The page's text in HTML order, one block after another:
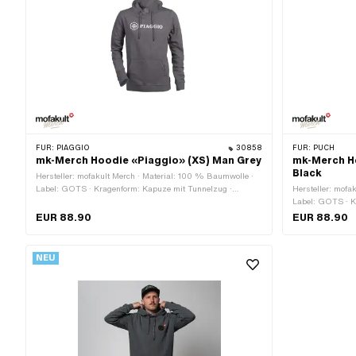
FÜR: PIAGGIO 30858
mk-Merch Hoodie «Piaggio» (XS) Man Grey
Hersteller: mofakult Merch · Material: 100 % Baumwolle ·
Label: GOTS · Kragenform: Kapuze mit Tunnelzug ·
Geschlecht: Herren · Grösse: L · Grösse: M · Grösse: S ·
EUR 88.90
FÜR: PUCH
mk-Merch
Black
Hersteller:
Label: GOTS ·
Passform: Slim
EUR 88.90
NEU